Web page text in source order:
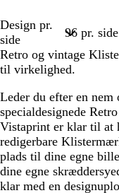
Design pr.
side
Retro og vintage
til virkelighed.
Leder du efter en nem
specialdesignede
Vistaprint er klar til at
redigerbare
plads til dine egne
dine egne
klar med en